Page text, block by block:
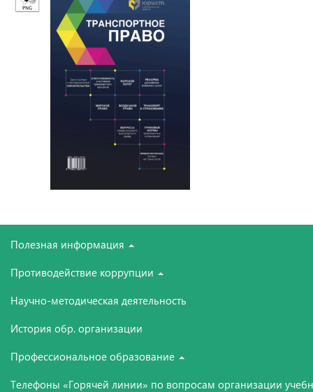
Полезная информация
Противодействие коррупции
Научно-методическая деятельность
История обр. организации
Профессиональное образование
Телефоны «Горячей линии» по вопросам организации